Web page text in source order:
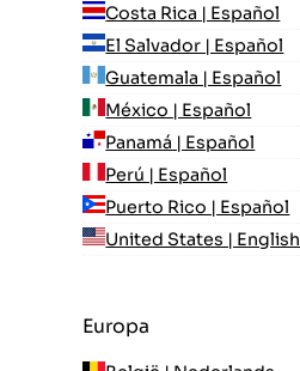
Costa Rica | Español
El Salvador | Español
Guatemala | Español
México | Español
Panamá | Español
Perú | Español
Puerto Rico | Español
United States | English
Europa